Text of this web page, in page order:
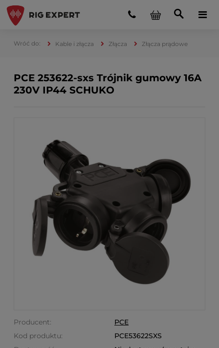
Kable i złącza Złącza Złącza prądowe
PCE 253622-sxs Trójnik gumowy 16A
230V IP44 SCHUKO
Producent:
PCE
Kod produktu:
PCE53622SXS